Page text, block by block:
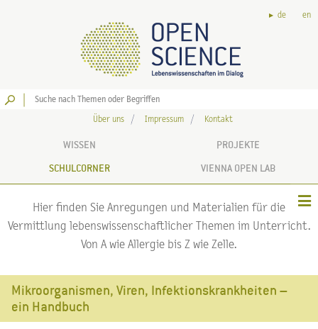
de en
Über uns Impressum Kontakt
WISSEN PROJEKTE
SCHULCORNER VIENNA OPEN LAB
Hier finden Sie Anregungen und Materialien für die
Vermittlung lebenswissenschaftlicher Themen im Unterricht.
Von A wie Allergie bis Z wie Zelle.
Mikroorganismen, Viren, Infektionskrankheiten –
ein Handbuch